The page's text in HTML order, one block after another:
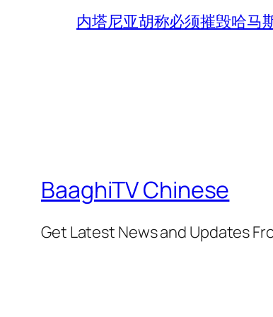
内塔尼亚胡称必须摧毁哈马
BaaghiTV Chinese
Get Latest News and Updates